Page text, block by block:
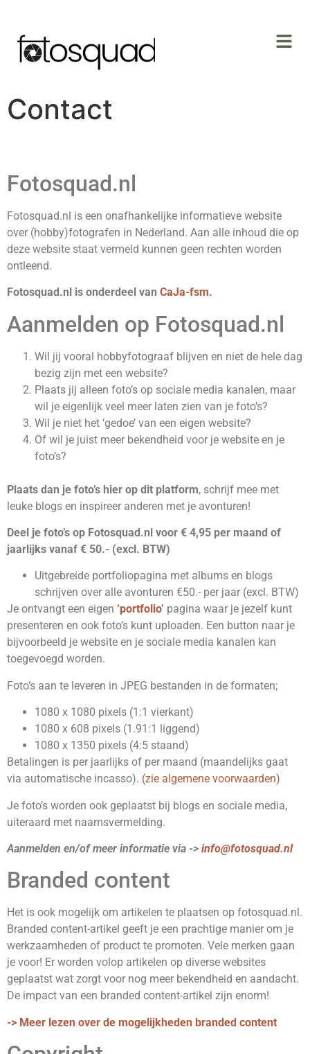
Contact
Fotosquad.nl
Fotosquad.nl is een onafhankelijke informatieve website
over (hobby)fotografen in Nederland. Aan alle inhoud die op
deze website staat vermeld kunnen geen rechten worden
ontleend.
Fotosquad.nl is onderdeel van CaJa-fsm.
Aanmelden op Fotosquad.nl
Wil jij vooral hobbyfotograaf blijven en niet de hele dag
bezig zijn met een website?
Plaats jij alleen foto’s op sociale media kanalen, maar
wil je eigenlijk veel meer laten zien van je foto’s?
Wil je niet het ‘gedoe’ van een eigen website?
Of wil je juist meer bekendheid voor je website en je
foto’s?
Plaats dan je foto’s hier op dit platform, schrijf mee met
leuke blogs en inspireer anderen met je avonturen!
Deel je foto’s op Fotosquad.nl voor € 4,95 per maand of
jaarlijks vanaf € 50.- (excl. BTW)
Uitgebreide portfoliopagina met albums en blogs
schrijven over alle avonturen €50.- per jaar (excl. BTW)
Je ontvangt een eigen ‘portfolio’ pagina waar je jezelf kunt
presenteren en ook foto’s kunt uploaden. Een button naar je
bijvoorbeeld je website en je sociale media kanalen kan
toegevoegd worden.
Foto’s aan te leveren in JPEG bestanden in de formaten;
1080 x 1080 pixels (1:1 vierkant)
1080 x 608 pixels (1.91:1 liggend)
1080 x 1350 pixels (4:5 staand)
Betalingen is per jaarlijks of per maand (maandelijks gaat
via automatische incasso). (zie algemene voorwaarden)
Je foto’s worden ook geplaatst bij blogs en sociale media,
uiteraard met naamsvermelding.
Aanmelden en/of meer informatie via -> info@fotosquad.nl
Branded content
Het is ook mogelijk om artikelen te plaatsen op fotosquad.nl.
Branded content-artikel geeft je een prachtige manier om je
werkzaamheden of product te promoten. Vele merken gaan
je voor! Er worden volop artikelen op diverse websites
geplaatst wat zorgt voor nog meer bekendheid en aandacht.
De impact van een branded content-artikel zijn enorm!
-> Meer lezen over de mogelijkheden branded content